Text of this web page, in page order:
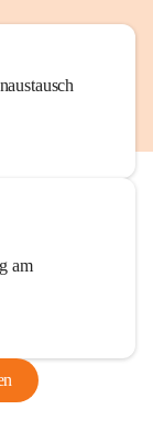
am